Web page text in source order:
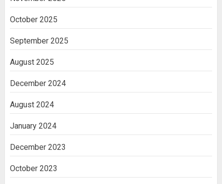
October 2025
September 2025
August 2025
December 2024
August 2024
January 2024
December 2023
October 2023